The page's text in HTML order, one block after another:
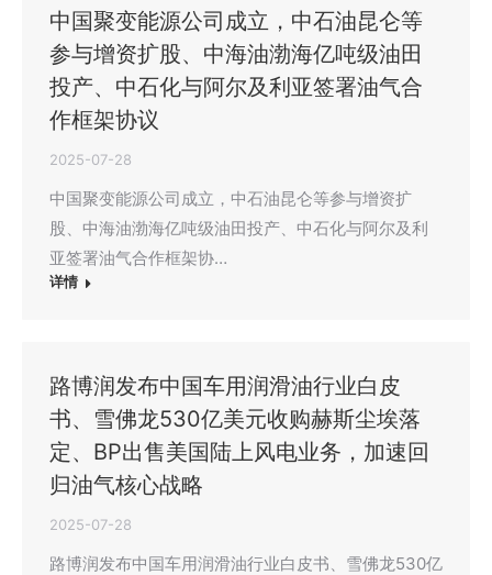
中国聚变能源公司成立，中石油昆仑等
参与增资扩股、中海油渤海亿吨级油田
投产、中石化与阿尔及利亚签署油气合
作框架协议
2025-07-28
中国聚变能源公司成立，中石油昆仑等参与增资扩
股、中海油渤海亿吨级油田投产、中石化与阿尔及利
亚签署油气合作框架协…
详情
路博润发布中国车用润滑油行业白皮
书、雪佛龙530亿美元收购赫斯尘埃落
定、BP出售美国陆上风电业务，加速回
归油气核心战略
2025-07-28
路博润发布中国车用润滑油行业白皮书、雪佛龙530亿